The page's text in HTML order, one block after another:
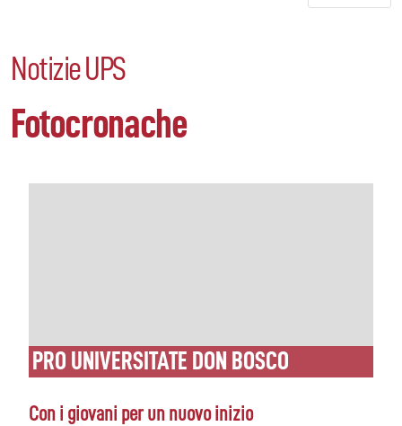
Notizie UPS
Fotocronache
PRO UNIVERSITATE DON BOSCO
Con i giovani per un nuovo inizio